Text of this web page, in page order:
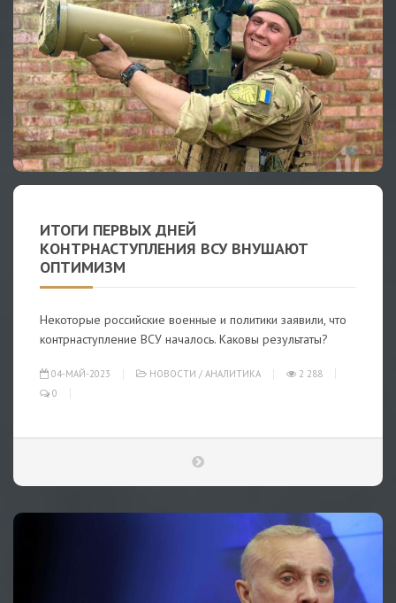
ИТОГИ ПЕРВЫХ ДНЕЙ
КОНТРНАСТУПЛЕНИЯ ВСУ ВНУШАЮТ
ОПТИМИЗМ
Некоторые российские военные и политики заявили, что
контрнаступление ВСУ началось. Каковы результаты?
04-МАЙ-2023 НОВОСТИ / АНАЛИТИКА
2 288
0